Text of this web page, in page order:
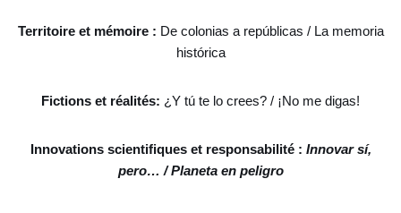
Territoire et mémoire : De colonias a repúblicas / La memoria
histórica
Fictions et réalités: ¿Y tú te lo crees? / ¡No me digas!
Innovations scientifiques et responsabilité : Innovar sí,
pero… / Planeta en peligro